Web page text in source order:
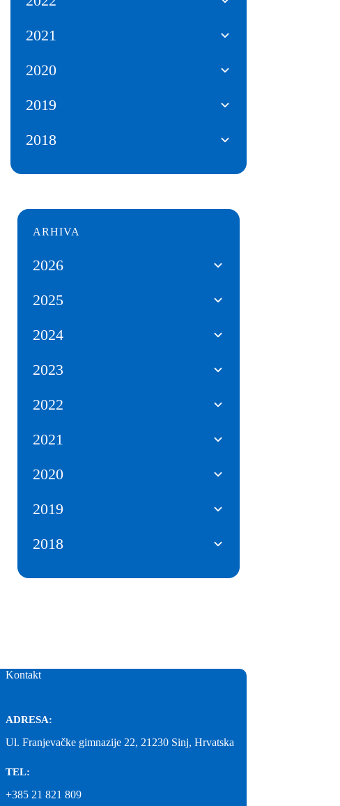
2021
2020
2019
2018
ARHIVA
2026
2025
2024
2023
2022
2021
2020
2019
2018
Kontakt
ADRESA:
Ul. Franjevačke gimnazije 22, 21230 Sinj, Hrvatska
TEL:
+385 21 821 809